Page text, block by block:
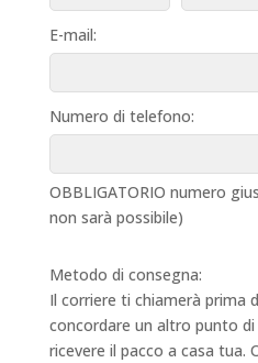
E-mail:
Numero di telefono:
OBBLIGATORIO numero
non sarà possibile)
Metodo di consegna:
Il corriere ti chiamerà prima
concordare un altro punto
ricevere il pacco a casa tua.